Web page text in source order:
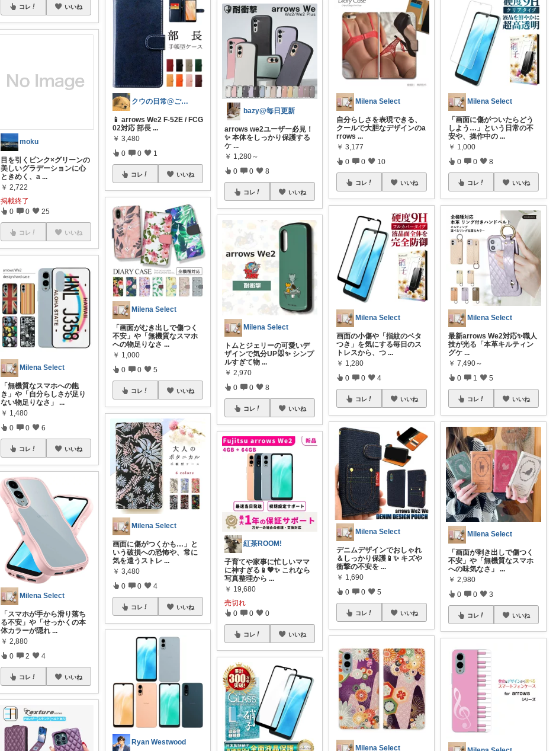
コレ いいね
moku
目を引くピンク×グリーンの
美しいグラデーションに心
ときめく、a ...
￥ 2,722
掲載終了
0 0 25
コレ いいね
Milena Select
「無機質なスマホへの飽
き」や「自分らしさが足り
ない物足りなさ」
...
￥ 1,480
0 0 6
コレ いいね
Milena Select
「スマホが手から滑り落ち
る不安」や「せっかくの本
体カラーが隠れ ...
￥ 2,880
0 2 4
コレ いいね
クウの日常@ご購入ありがとうございます
📱 arrows We2 F-52E / FCG
02対応 部長 ...
￥ 3,480
0 0 1
コレ いいね
Milena Select
「画面がむき出しで傷つく
不安」や「無機質なスマホ
への物足りなさ ...
￥ 1,000
0 0 5
コレ いいね
Milena Select
画面に傷がつくかも…」と
いう破損への恐怖や、常に
気を遣うストレ ...
￥ 3,480
0 0 4
コレ いいね
Ryan Westwood
bazy@毎日更新
arrows we2ユーザー必見！
✨ 本体をしっかり保護する
ケ ...
￥ 1,280～
0 0 8
コレ いいね
Milena Select
トムとジェリーの可愛いデ
ザインで気分UP🐭✨ シンプ
ルすぎて物 ...
￥ 2,970
0 0 8
コレ いいね
紅茶ROOM!
子育てや家事に忙しいママ
に神すぎる📱💖✨ これなら
写真整理から ...
￥ 19,680
売切れ
0 0 0
コレ いいね
Milena Select
自分らしさを表現できる、
クールで大胆なデザインのa
rrows...
￥ 3,177
0 0 10
コレ いいね
Milena Select
画面の小傷や「指紋のベタ
つき」を気にする毎日のス
トレスから、つ ...
￥ 1,280
0 0 4
コレ いいね
Milena Select
デニムデザインでおしゃれ
＆しっかり保護📱✨ キズや
衝撃の不安を ...
￥ 1,690
0 0 5
コレ いいね
Milena Select
Milena Select
「画面に傷がついたらどう
しよう…」という日常の不
安や、操作中の ...
￥ 1,000
0 0 8
コレ いいね
Milena Select
最新arrows We2対応✨職人
技が光る「本革キルティン
グケ ...
￥ 7,490～
0 1 5
コレ いいね
Milena Select
「画面が剥き出しで傷つく
不安」や「無機質なスマホ
への味気なさ」
...
￥ 2,980
0 0 3
コレ いいね